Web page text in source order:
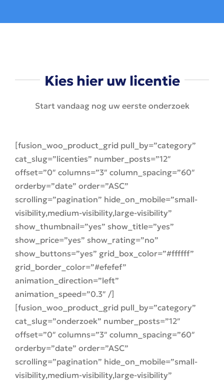
Kies hier uw licentie
Start vandaag nog uw eerste onderzoek
[fusion_woo_product_grid pull_by=”category”
cat_slug=”licenties” number_posts=”12″
offset=”0″ columns=”3″ column_spacing=”60″
orderby=”date” order=”ASC”
scrolling=”pagination” hide_on_mobile=”small-
visibility,medium-visibility,large-visibility”
show_thumbnail=”yes” show_title=”yes”
show_price=”yes” show_rating=”no”
show_buttons=”yes” grid_box_color=”#ffffff”
grid_border_color=”#efefef”
animation_direction=”left”
animation_speed=”0.3″ /]
[fusion_woo_product_grid pull_by=”category”
cat_slug=”onderzoek” number_posts=”12″
offset=”0″ columns=”3″ column_spacing=”60″
orderby=”date” order=”ASC”
scrolling=”pagination” hide_on_mobile=”small-
visibility,medium-visibility,large-visibility”